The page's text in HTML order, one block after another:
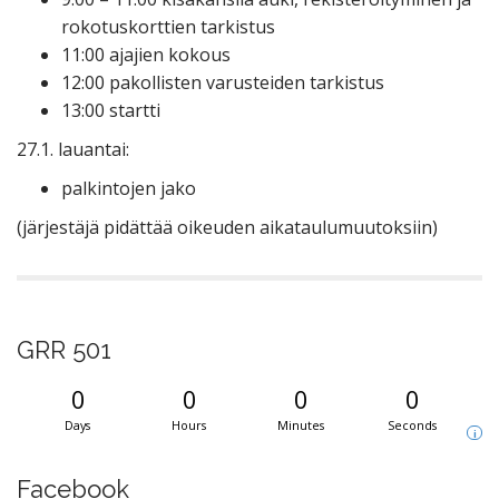
rokotuskorttien tarkistus
11:00 ajajien kokous
12:00 pakollisten varusteiden tarkistus
13:00 startti
27.1. lauantai:
palkintojen jako
(järjestäjä pidättää oikeuden aikataulumuutoksiin)
GRR 501
0
Days
0
Hours
0
Minutes
0
Seconds
i
Facebook